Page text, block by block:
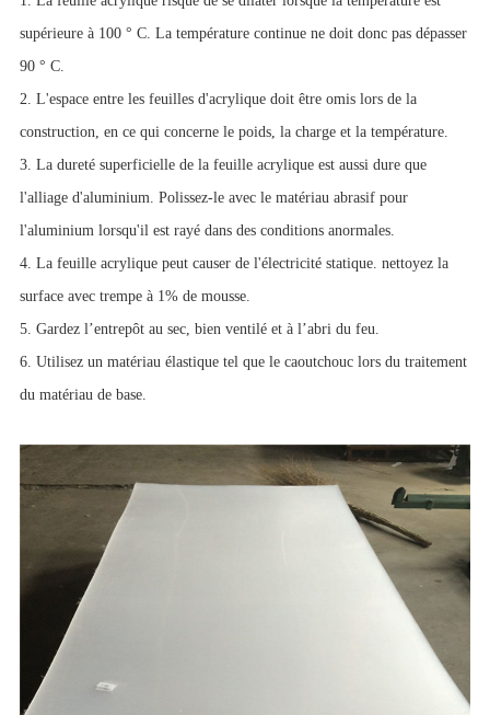
supérieure à 100 ° C. La température continue ne doit donc pas dépasser
90 ° C.
2. L'espace entre les feuilles d'acrylique doit être omis lors de la
construction, en ce qui concerne le poids, la charge et la température.
3. La dureté superficielle de la feuille acrylique est aussi dure que
l'alliage d'aluminium. Polissez-le avec le matériau abrasif pour
l'aluminium lorsqu'il est rayé dans des conditions anormales.
4. La feuille acrylique peut causer de l'électricité statique. nettoyez la
surface avec trempe à 1% de mousse.
5. Gardez l’entrepôt au sec, bien ventilé et à l’abri du feu.
6. Utilisez un matériau élastique tel que le caoutchouc lors du traitement
du matériau de base.